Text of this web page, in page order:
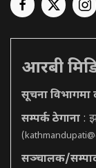
आरबी
सूचना विभागमा
सम्पर्क ठेगाना :
(
सञ्चालक/